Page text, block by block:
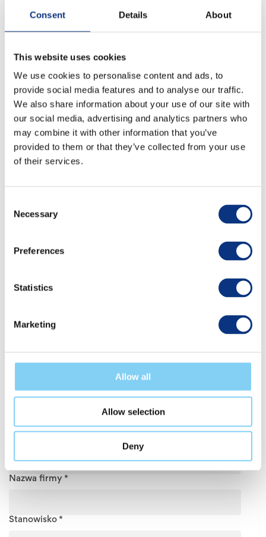
Consent Details About
This website uses cookies
We use cookies to personalise content and ads, to
provide social media features and to analyse our traffic.
We also share information about your use of our site with
our social media, advertising and analytics partners who
may combine it with other information that you’ve
provided to them or that they’ve collected from your use
of their services.
Selection
Necessary
Preferences
Statistics
Marketing
Allow all
Allow selection
Deny
Liderach i Menedżerach odpowiedzialnych za
Osobach planujących wdrożenie lub
usprawnienie procesu ocen pracowniczych w
firmie.
Pobierz bezpłatnie!
Wypełnij formularz, a poradnik od razu trafi na
Zacznij budować proces oceny pracowników,
który wspiera rozwój ludzi i realizację celów
biznesowych z OstendiHR!
Wypełnij formularz i otrzymaj
Nazwisko *
Nazwa firmy *
Stanowisko *